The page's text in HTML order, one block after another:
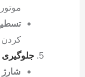
کردن